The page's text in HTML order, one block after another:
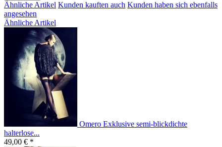
Ähnliche Artikel Kunden kauften auch Kunden haben sich ebenfalls
angesehen
Ähnliche Artikel
Omero Exklusive semi-blickdichte
halterlose...
49,00 € *